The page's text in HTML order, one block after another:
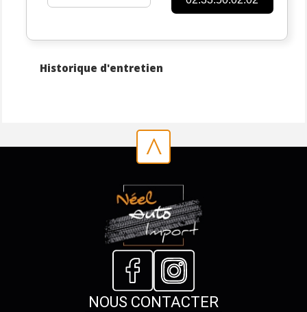
Historique d'entretien
^
NOUS CONTACTER